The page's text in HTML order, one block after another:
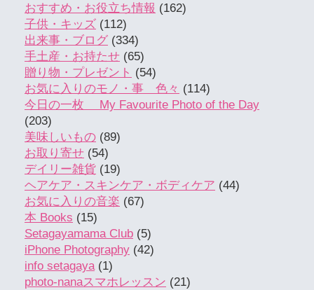
おすすめ・お役立ち情報 (162)
子供・キッズ (112)
出来事・ブログ (334)
手土産・お持たせ (65)
贈り物・プレゼント (54)
お気に入りのモノ・事 色々 (114)
今日の一枚 My Favourite Photo of the Day
(203)
美味しいもの (89)
お取り寄せ (54)
デイリー雑貨 (19)
ヘアケア・スキンケア・ボディケア (44)
お気に入りの音楽 (67)
本 Books (15)
Setagayamama Club (5)
iPhone Photography (42)
info setagaya (1)
photo-nanaスマホレッスン (21)